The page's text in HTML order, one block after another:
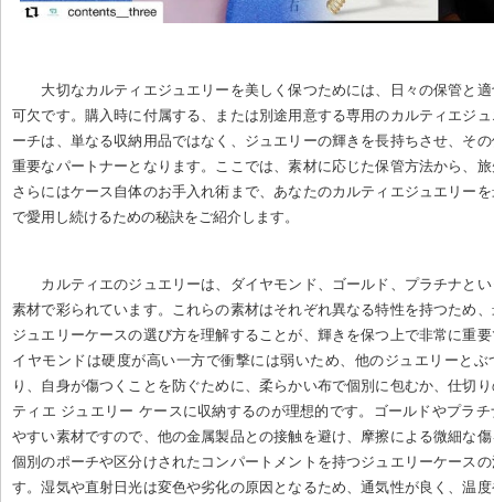
大切なカルティエジュエリーを美しく保つためには、日々の保管と
可欠です。購入時に付属する、または別途用意する専用のカルティエジ
ーチは、単なる収納用品ではなく、ジュエリーの輝きを長持ちさせ、そ
重要なパートナーとなります。ここでは、素材に応じた保管方法から、
さらにはケース自体のお手入れ術まで、あなたのカルティエジュエリー
で愛用し続けるための秘訣をご紹介します。
カルティエのジュエリーは、ダイヤモンド、ゴールド、プラチナと
素材で彩られています。これらの素材はそれぞれ異なる特性を持つため
ジュエリーケースの選び方を理解することが、輝きを保つ上で非常に重
イヤモンドは硬度が高い一方で衝撃には弱いため、他のジュエリーとぶ
り、自身が傷つくことを防ぐために、柔らかい布で個別に包むか、仕切
ティエ ジュエリー ケースに収納するのが理想的です。ゴールドやプラ
やすい素材ですので、他の金属製品との接触を避け、摩擦による微細な
個別のポーチや区分けされたコンパートメントを持つジュエリーケース
す。湿気や直射日光は変色や劣化の原因となるため、通気性が良く、温